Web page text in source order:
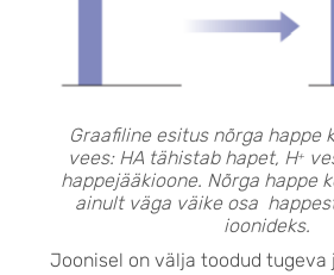
Graafiline esitus nõrga happe
vees: HA tähistab hapet, H+
happejääkioone. Nõrga happe
ainult väga väike osa
ioonideks.
Joonisel on välja toodud tugeva